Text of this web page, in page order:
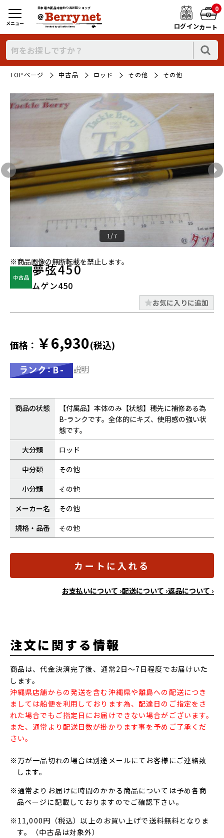
日本最大新品中古釣り具WEBショップ
ログイン
0
カート
メニュー
TOPページ 中古品 ロッド その他 その他
1/7
※商品画像の無断転載を禁止します。
夢弦450
ムゲン450
お気に入りに追加
価格： ￥6,930(税込)
説明
商品の状態
【付属品】本体のみ【状態】穂先に補修ある為
B-ランクです。全体的にキズ、使用感の強い状
態です。
大分類
ロッド
中分類
その他
小分類
その他
メーカー名
その他
規格・品番
その他
カートに入れる
お支払いについて ›配送について ›返品について ›
注文に関する情報
商品は、代金決済完了後、通常2日～7日程度でお届けいた
します。
沖縄県店舗からの発送を含む沖縄県や離島への配送につき
ましては船便を利用しております為、配達日のご指定をさ
れた場合でもご指定日にお届けできない場合がございます。
また、通常より配送日数が掛かります事を予めご了承くだ
さい。
※万が一品切れの場合は別途メールにてお客様にご連絡致
します。
※通常よりお届けに時間のかかる商品については予め各商
品ページに記載しておりますのでご確認下さい。
※11,000円（税込）以上のお買い上げで送料無料となりま
す。（中古品は対象外）